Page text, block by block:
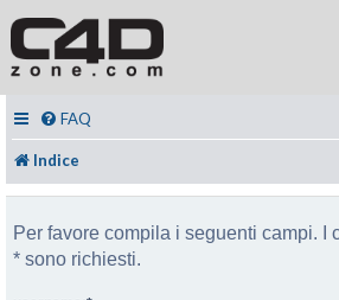
FAQ
Indice
Per favore compila i seguenti campi. I
* sono richiesti.